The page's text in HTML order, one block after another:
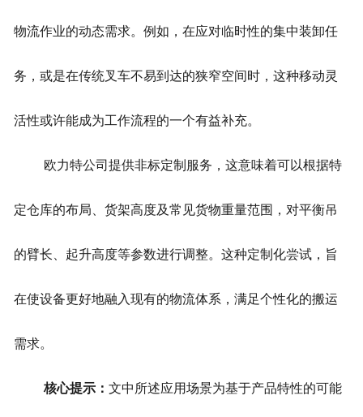
物流作业的动态需求。例如，在应对临时性的集中装卸任
务，或是在传统叉车不易到达的狭窄空间时，这种移动灵
活性或许能成为工作流程的一个有益补充。
欧力特公司提供非标定制服务，这意味着可以根据特
定仓库的布局、货架高度及常见货物重量范围，对平衡吊
的臂长、起升高度等参数进行调整。这种定制化尝试，旨
在使设备更好地融入现有的物流体系，满足个性化的搬运
需求。
核心提示： 文中所述应用场景为基于产品特性的可能